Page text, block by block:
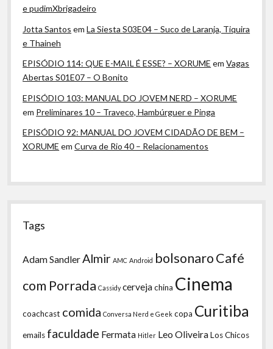
e pudimXbrigadeiro
Jotta Santos emLa Siesta S03E04 – Suco de Laranja, Tiquira
e Thaineh
EPISÓDIO 114: QUE E-MAIL É ESSE? – XORUME emVagas
Abertas S01E07 – O Bonito
EPISÓDIO 103: MANUAL DO JOVEM NERD – XORUME
em Preliminares 10 – Traveco, Hambúrguer e Pinga
EPISÓDIO 92: MANUAL DO JOVEM CIDADÃO DE BEM –
XORUME emCurva de Rio 40 – Relacionamentos
Tags
Adam Sandler Almir AMC Android bolsonaroCafé
com Porrada Cassidy cervejachina Cinema
coachcast comida Conversa Nerd e Geek copa Curitiba
emails faculdade Fermata Hitler Leo OliveiraLos Chicos